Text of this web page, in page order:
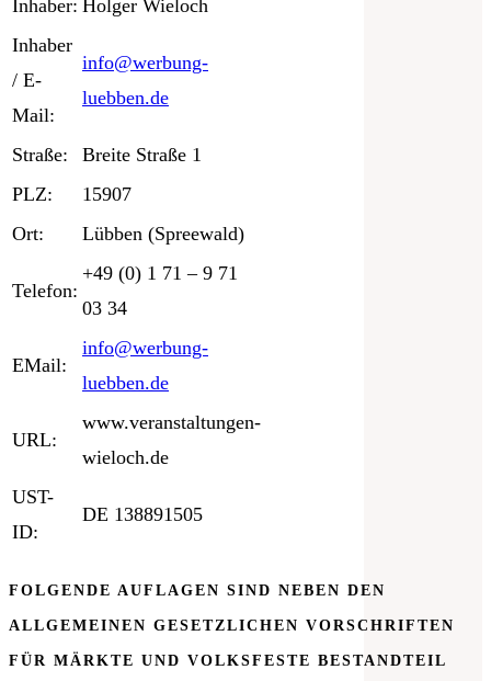
Inhaber: Holger Wieloch
Inhaber
/ E-
Mail:
info@werbung-
luebben.de
Straße:
Breite Straße 1
PLZ:
15907
Ort:
Lübben (Spreewald)
Telefon:
+49 (0) 1 71 – 9 71
03 34
EMail:
info@werbung-
luebben.de
URL:
www.veranstaltungen-
wieloch.de
UST-
ID:
DE 138891505
FOLGENDE AUFLAGEN SIND NEBEN DEN
ALLGEMEINEN GESETZLICHEN VORSCHRIFTEN
FÜR MÄRKTE UND VOLKSFESTE BESTANDTEIL